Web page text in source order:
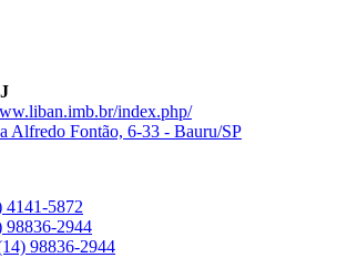
index.php/
Alfredo Fontão, 6-33 - Bauru/SP
4141-5872
98836-2944
98836-2944